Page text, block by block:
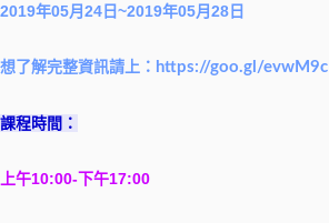
2019年05月24日~2019年05月28日
想了解完整資訊請上： https://goo.gl/evwM9c
課程時間：
上午10:00-下午17:00